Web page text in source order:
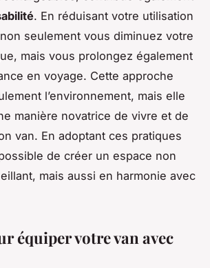
. En réduisant votre utilisation
seulement vous diminuez votre
mais vous prolongez également
en voyage. Cette approche
l’environnement, mais elle
manière novatrice de vivre et de
van. En adoptant ces pratiques
de créer un espace non
mais aussi en harmonie avec
équiper votre van avec